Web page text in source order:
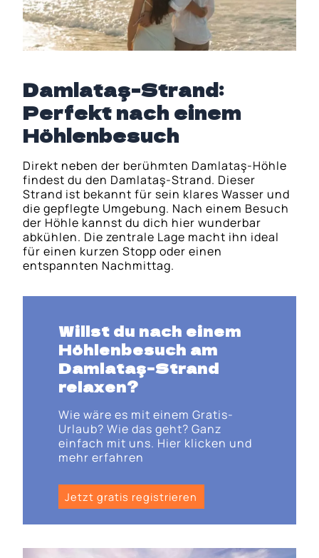
Damlataş-Strand:
Perfekt nach einem
Höhlenbesuch
Direkt neben der berühmten Damlataş-Höhle
findest du den Damlataş-Strand. Dieser
Strand ist bekannt für sein klares Wasser und
die gepflegte Umgebung. Nach einem Besuch
der Höhle kannst du dich hier wunderbar
abkühlen. Die zentrale Lage macht ihn ideal
für einen kurzen Stopp oder einen
entspannten Nachmittag.
Willst du nach einem
Höhlenbesuch am
Damlataş-Strand
relaxen?
Wie wäre es mit einem Gratis-
Urlaub? Wie das geht? Ganz
einfach mit uns. Hier klicken und
mehr erfahren
Jetzt gratis registrieren